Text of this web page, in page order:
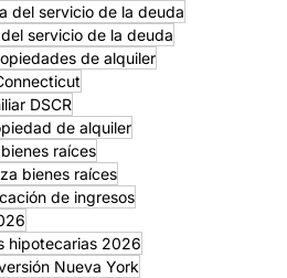
del servicio de la deuda
servicio de la deuda
de alquiler
DSCR
de alquiler
raíces
bienes raíces
de ingresos
hipotecarias 2026
Nueva York